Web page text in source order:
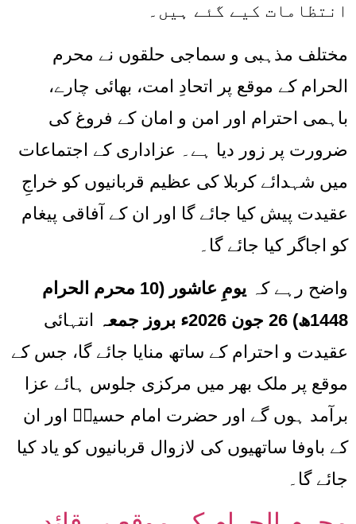
انتظامات کیے گئے ہیں۔
مختلف مذہبی و سماجی حلقوں نے محرم
الحرام کے موقع پر اتحادِ امت، بھائی چارے،
باہمی احترام اور امن و امان کے فروغ کی
ضرورت پر زور دیا ہے۔ عزاداری کے اجتماعات
میں شہدائے کربلا کی عظیم قربانیوں کو خراجِ
عقیدت پیش کیا جائے گا اور ان کے آفاقی پیغام
کو اجاگر کیا جائے گا۔
واضح رہے کہ
یومِ عاشور (10 محرم الحرام
1448ھ) 26 جون 2026ء بروز جمعہ
انتہائی
عقیدت و احترام کے ساتھ منایا جائے گا، جس کے
موقع پر ملک بھر میں مرکزی جلوس ہائے عزا
برآمد ہوں گے اور حضرت امام حسینؑ اور ان
کے باوفا ساتھیوں کی لازوال قربانیوں کو یاد کیا
جائے گا۔